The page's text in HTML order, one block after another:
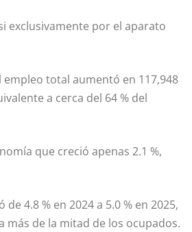
exclusivamente por el aparato
total aumentó en 117,948
a cerca del 64 % del
que creció apenas 2.1 %,
4.8 % en 2024 a 5.0 % en 2025,
más de la mitad de los ocupados.